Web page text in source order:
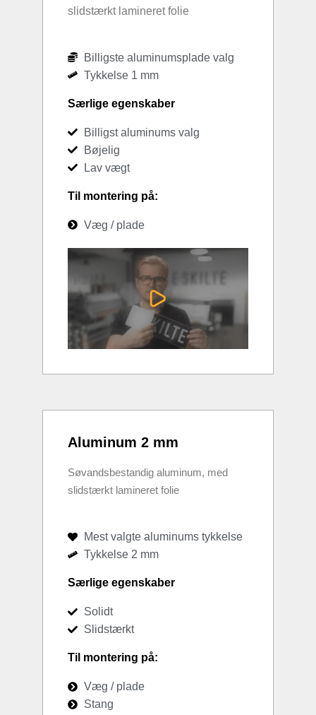
slidstærkt lamineret folie
Billigste aluminumsplade valg
Tykkelse 1 mm
Særlige egenskaber
Billigst aluminums valg
Bøjelig
Lav vægt
Til montering på:
Væg / plade
Aluminum 2 mm
Søvandsbestandig aluminum, med
slidstærkt lamineret folie
Mest valgte aluminums tykkelse
Tykkelse 2 mm
Særlige egenskaber
Solidt
Slidstærkt
Til montering på:
Væg / plade
Stang